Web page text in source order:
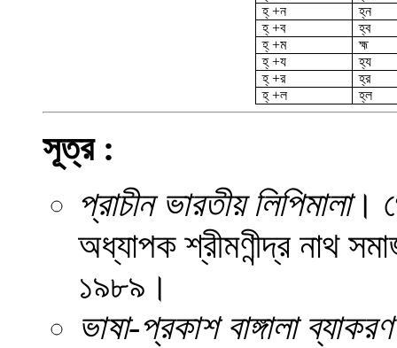
হ্ +ন
হ্ন
হ্ +ব
হ্ব
হ্ +ম
হ্ম
হ্ +য
হ্য
হ্ +র
হ্র
হ্ +ল
হ্ল
সূত্র :
প্রাচীন ভারতীয় লিপিমালা।
অধ্যাপক শ্রীমণীন্দ্র নাথ
১৯৮৯।
ভাষা-প্রকাশ বাঙ্গালা ব্যাকরণ